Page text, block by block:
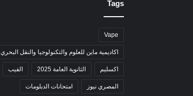
Tags
Vape
اكاديمية ماين للعلوم والتكنولوجيا والنقل البحري
اكسليم الثانوية العامة 2025 الفيب
المصري نيوز امتحانات الدبلومات